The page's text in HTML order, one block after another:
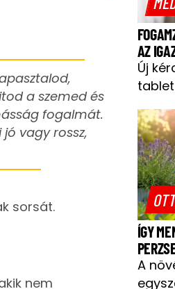
a szemed és
fogalmát.
vagy rossz,
sorsát.
nem
AZ
Új
ÍGY
A